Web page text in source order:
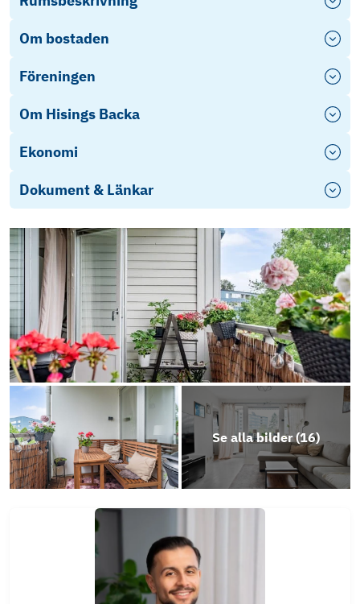
Om bostaden
Föreningen
Om Hisings Backa
Ekonomi
Dokument & Länkar
Energideklaration
Se alla bilder (16)